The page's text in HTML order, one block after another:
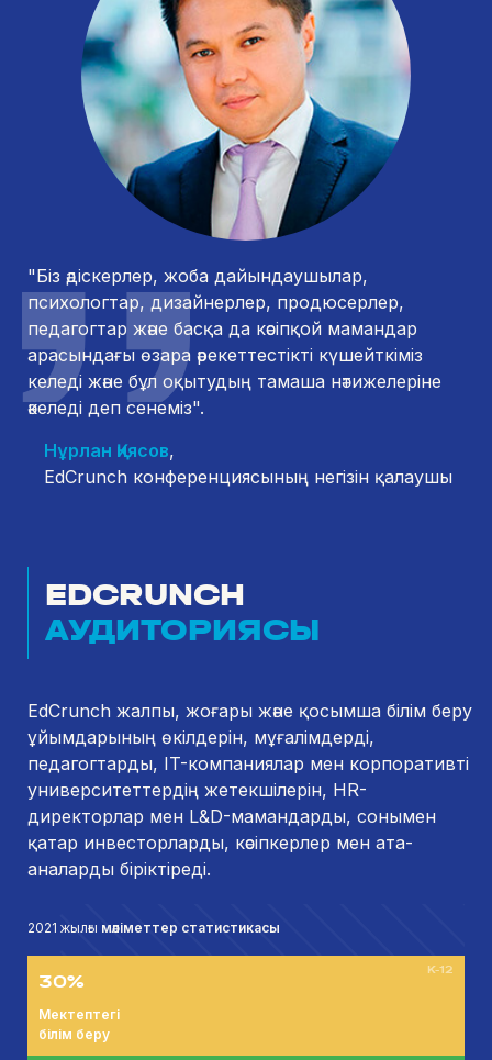
"Біз әдіскерлер, жоба дайындаушылар,
психологтар, дизайнерлер, продюсерлер,
педагогтар және басқа да кәсіпқой мамандар
арасындағы өзара әрекеттестікті күшейткіміз
келеді және бұл оқытудың тамаша нәтижелеріне
әкеледі деп сенеміз".
Нұрлан Қиясов,
EdCrunch конференциясының негізін қалаушы
EDCRUNCH
АУДИТОРИЯСЫ
EdCrunch жалпы, жоғары және қосымша білім беру
ұйымдарының өкілдерін, мұғалімдерді,
педагогтарды, IT-компаниялар мен корпоративті
университеттердің жетекшілерін, HR-
директорлар мен L&D-мамандарды, сонымен
қатар инвесторларды, кәсіпкерлер мен ата-
аналарды біріктіреді.
2021 жылғы мәліметтер статистикасы
30%
K-12
Мектептегі
білім беру